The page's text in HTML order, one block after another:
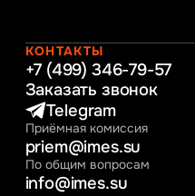
Интернет-маркетинг
КОНТАКТЫ
+7 (499) 346-79-57
Заказать звонок
Telegram
Приёмная комиссия
priem@imes.su
По общим вопросам
info@imes.su